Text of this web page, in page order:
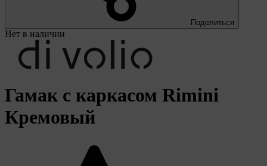
Поделиться
Нет в наличии
Гамак с каркасом Rimini
Кремовый